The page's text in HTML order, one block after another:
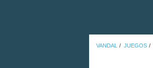
VANDAL JUEGOS